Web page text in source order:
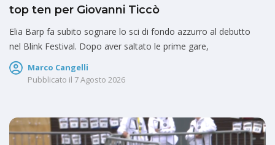
top ten per Giovanni Ticcò
Elia Barp fa subito sognare lo sci di fondo azzurro al debutto
nel Blink Festival. Dopo aver saltato le prime gare,
Marco Cangelli
Pubblicato il 7 Agosto 2026